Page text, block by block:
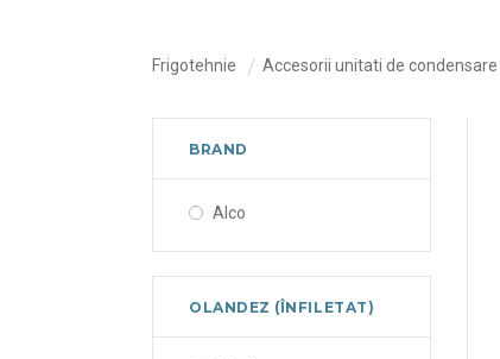
Frigotehnie Accesorii unitati de condensare
BRAND
Alco
OLANDEZ (ÎNFILETAT)